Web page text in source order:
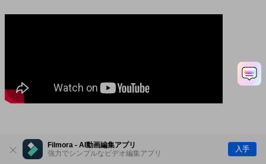
Filmora - AI動画編集アプリ
強力でシンプルなビデオ編集アプリ
入手
役に立ちましたか？コメントしましょ